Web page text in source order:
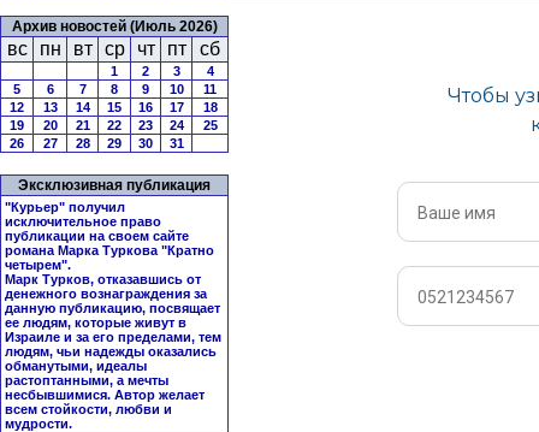
Архив новостей (Июль 2026)
вс пн вт ср чт пт сб
1 2 3
4
5
6 7 8 9 10
11
12
13 14 15 16 17
18
19
20 21 22 23 24
25
26
27 28 29 30 31
Эксклюзивная публикация
"Курьер" получил
исключительное право
публикации на своем сайте
романа Марка Туркова "Кратно
четырем".
Марк Турков, отказавшись от
денежного вознаграждения за
данную публикацию, посвящает
ее людям, которые живут в
Израиле и за его пределами, тем
людям, чьи надежды оказались
обманутыми, идеалы
растоптанными, а мечты
несбывшимися. Автор желает
всем стойкости, любви и
мудрости.